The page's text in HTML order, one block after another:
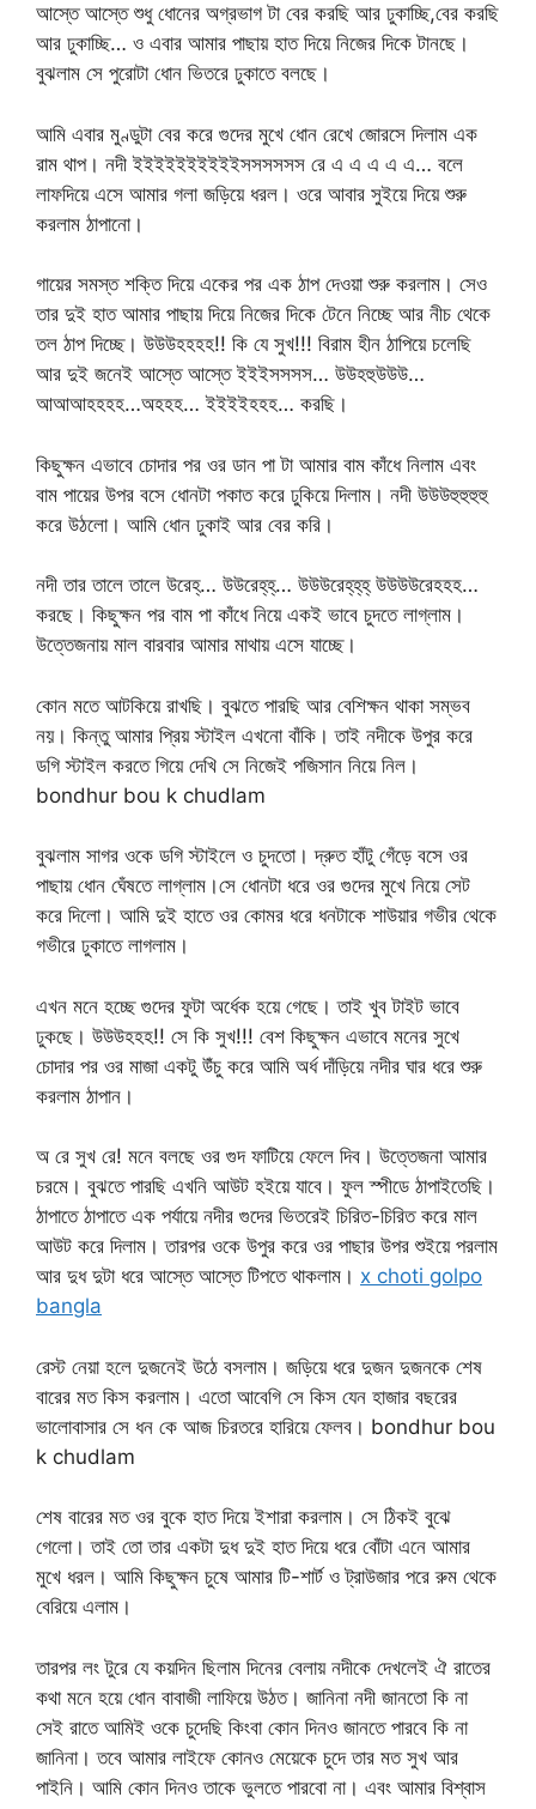
আস্তে আস্তে শুধু ধোনের অগ্রভাগ টা বের করছি আর ঢুকাচ্ছি,বের করছি
আর ঢুকাচ্ছি… ও এবার আমার পাছায় হাত দিয়ে নিজের দিকে টানছে।
বুঝলাম সে পুরোটা ধোন ভিতরে ঢুকাতে বলছে।
আমি এবার মুণ্ডুটা বের করে গুদের মুখে ধোন রেখে জোরসে দিলাম এক
রাম থাপ। নদী ইইইইইইইইইইসসসসসস রে এ এ এ এ এ… বলে
লাফদিয়ে এসে আমার গলা জড়িয়ে ধরল। ওরে আবার সুইয়ে দিয়ে শুরু
করলাম ঠাপানো।
গায়ের সমস্ত শক্তি দিয়ে একের পর এক ঠাপ দেওয়া শুরু করলাম। সেও
তার দুই হাত আমার পাছায় দিয়ে নিজের দিকে টেনে নিচ্ছে আর নীচ থেকে
তল ঠাপ দিচ্ছে। উউউহহহহ!! কি যে সুখ!!! বিরাম হীন ঠাপিয়ে চলেছি
আর দুই জনেই আস্তে আস্তে ইইইসসসস… উউহহুউউউ…
আআআহহহহ…অহহহ… ইইইইহহহ… করছি।
কিছুক্ষন এভাবে চোদার পর ওর ডান পা টা আমার বাম কাঁধে নিলাম এবং
বাম পায়ের উপর বসে ধোনটা পকাত করে ঢুকিয়ে দিলাম। নদী উউউহুহুহুহু
করে উঠলো। আমি ধোন ঢুকাই আর বের করি।
নদী তার তালে তালে উরেহ্‌… উউরেহ্‌হ্‌… উউউরেহ্‌হ্‌হ্‌ উউউউরেহহহ…
করছে। কিছুক্ষন পর বাম পা কাঁধে নিয়ে একই ভাবে চুদতে লাগ্লাম।
উত্তেজনায় মাল বারবার আমার মাথায় এসে যাচ্ছে।
কোন মতে আটকিয়ে রাখছি। বুঝতে পারছি আর বেশিক্ষন থাকা সম্ভব
নয়। কিন্তু আমার প্রিয় স্টাইল এখনো বাঁকি। তাই নদীকে উপুর করে
ডগি স্টাইল করতে গিয়ে দেখি সে নিজেই পজিসান নিয়ে নিল।
bondhur bou k chudlam
বুঝলাম সাগর ওকে ডগি স্টাইলে ও চুদতো। দ্রুত হাঁটু গেঁড়ে বসে ওর
পাছায় ধোন ঘেঁষতে লাগ্লাম।সে ধোনটা ধরে ওর গুদের মুখে নিয়ে সেট
করে দিলো। আমি দুই হাতে ওর কোমর ধরে ধনটাকে শাউয়ার গভীর থেকে
গভীরে ঢুকাতে লাগলাম।
এখন মনে হচ্ছে গুদের ফুটা অর্ধেক হয়ে গেছে। তাই খুব টাইট ভাবে
ঢুকছে। উউউহহহ!! সে কি সুখ!!! বেশ কিছুক্ষন এভাবে মনের সুখে
চোদার পর ওর মাজা একটু উঁচু করে আমি অর্ধ দাঁড়িয়ে নদীর ঘার ধরে শুরু
করলাম ঠাপান।
অ রে সুখ রে! মনে বলছে ওর গুদ ফাটিয়ে ফেলে দিব। উত্তেজনা আমার
চরমে। বুঝতে পারছি এখনি আউট হইয়ে যাবে। ফুল স্পীডে ঠাপাইতেছি।
ঠাপাতে ঠাপাতে এক পর্যায়ে নদীর গুদের ভিতরেই চিরিত-চিরিত করে মাল
আউট করে দিলাম। তারপর ওকে উপুর করে ওর পাছার উপর শুইয়ে পরলাম
আর দুধ দুটা ধরে আস্তে আস্তে টিপতে থাকলাম। x choti golpo
bangla
রেস্ট নেয়া হলে দুজনেই উঠে বসলাম। জড়িয়ে ধরে দুজন দুজনকে শেষ
বারের মত কিস করলাম। এতো আবেগি সে কিস যেন হাজার বছরের
ভালোবাসার সে ধন কে আজ চিরতরে হারিয়ে ফেলব। bondhur bou
k chudlam
শেষ বারের মত ওর বুকে হাত দিয়ে ইশারা করলাম। সে ঠিকই বুঝে
গেলো। তাই তো তার একটা দুধ দুই হাত দিয়ে ধরে বোঁটা এনে আমার
মুখে ধরল। আমি কিছুক্ষন চুষে আমার টি-শার্ট ও ট্রাউজার পরে রুম থেকে
বেরিয়ে এলাম।
তারপর লং টুরে যে কয়দিন ছিলাম দিনের বেলায় নদীকে দেখলেই ঐ রাতের
কথা মনে হয়ে ধোন বাবাজী লাফিয়ে উঠত। জানিনা নদী জানতো কি না
সেই রাতে আমিই ওকে চুদেছি কিংবা কোন দিনও জানতে পারবে কি না
জানিনা। তবে আমার লাইফে কোনও মেয়েকে চুদে তার মত সুখ আর
পাইনি। আমি কোন দিনও তাকে ভুলতে পারবো না। এবং আমার বিশ্বাস